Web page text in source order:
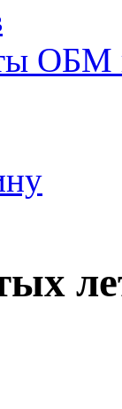
ОБМ